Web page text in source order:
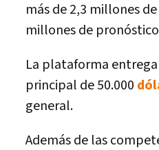
más de 2,3 millones
millones de
La plataforma
principal de 50.000
general.
Además de las